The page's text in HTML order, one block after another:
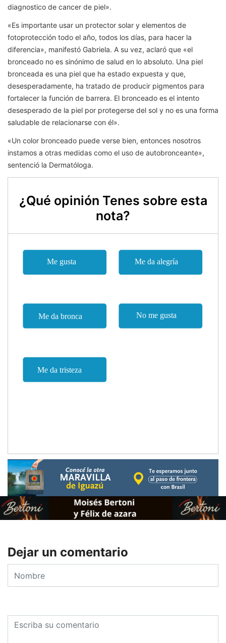
diagnostico de cancer de piel».
«Es importante usar un protector solar y elementos de
fotoprotección todo el año, todos los días, para hacer la
diferencia», manifestó Gabriela. A su vez, aclaró que «el
bronceado no es sinónimo de salud en lo absoluto. Una piel
bronceada es una piel que ha estado expuesta y que,
desesperadamente, ha tratado de producir pigmentos para
fortalecer la función de barrera. El bronceado es el intento
desesperado de la piel por protegerse del sol y no es una forma
saludable de relacionarse con él».
«Un color bronceado puede verse bien, entonces nosotros
instamos a otras medidas como el uso de autobronceante»,
sentenció la Dermatóloga.
¿Qué opinión Tenes sobre esta
nota?
Dejar un comentario